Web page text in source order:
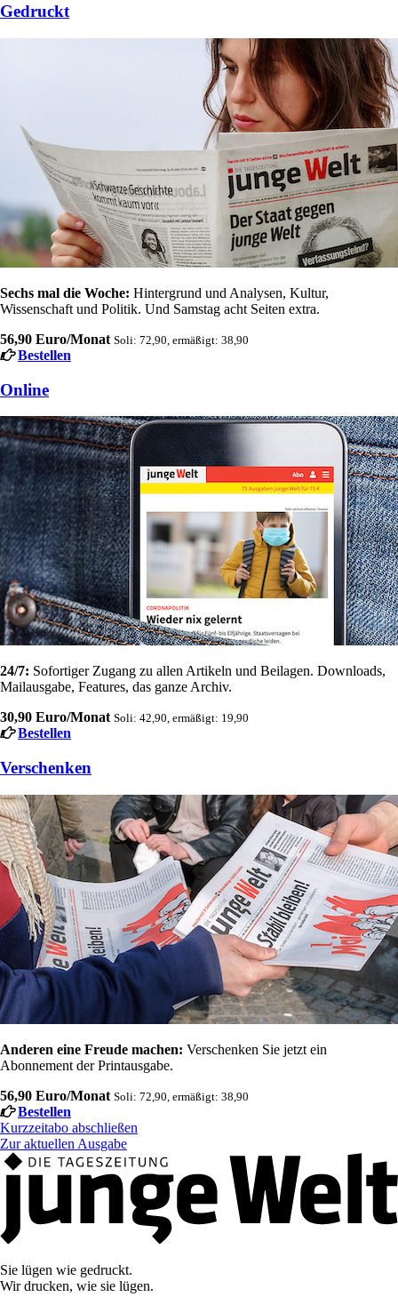
Gedruckt
Sechs mal die Woche: Hintergrund und Analysen, Kultur,
Wissenschaft und Politik. Und Samstag acht Seiten extra.
56,90 Euro/Monat Soli: 72,90, ermäßigt: 38,90
Bestellen
Online
24/7: Sofortiger Zugang zu allen Artikeln und Beilagen. Downloads,
Mailausgabe, Features, das ganze Archiv.
30,90 Euro/Monat Soli: 42,90, ermäßigt: 19,90
Bestellen
Verschenken
Anderen eine Freude machen: Verschenken Sie jetzt ein
Abonnement der Printausgabe.
56,90 Euro/Monat Soli: 72,90, ermäßigt: 38,90
Bestellen
Kurzzeitabo abschließen
Zur aktuellen Ausgabe
Sie lügen wie gedruckt.
Wir drucken, wie sie lügen.